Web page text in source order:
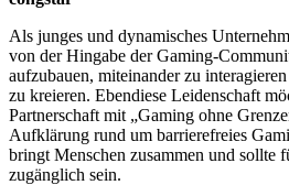
Als junges und dynamisches
von der Hingabe der Gaming-
aufzubauen, miteinander zu
zu kreieren. Ebendiese Leidenschaft
Partnerschaft mit „Gaming ohne
Aufklärung rund um barrierefreies
bringt Menschen zusammen und sollte
zugänglich sein.